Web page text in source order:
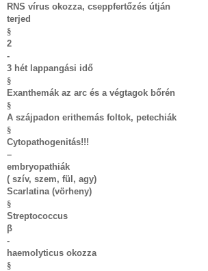
RNS vírus okozza, cseppfertőzés útján
terjed
§
2
-
3 hét lappangási idő
§
Exanthemák az arc és a végtagok bőrén
§
A szájpadon erithemás foltok, petechiák
§
Cytopathogenitás!!!
–
embryopathiák
( szív, szem, fül, agy)
Scarlatina (vörheny)
§
Streptococcus
β
-
haemolyticus okozza
§